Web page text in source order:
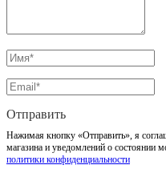
Отправить
Нажимая кнопку «Отправить», я
магазина и уведомлений о состоянии
политики конфиденциальности